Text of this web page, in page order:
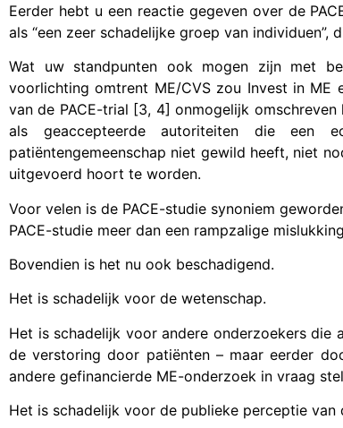
Eerder hebt u een reactie gegeven over de
als “een zeer schadelijke groep van individuen”,
Wat uw standpunten ook mogen zijn met
voorlichting omtrent ME/CVS zou Invest in
van de PACE-trial [3, 4] onmogelijk
als geaccepteerde autoriteiten die een
patiëntengemeenschap niet gewild heeft, niet
uitgevoerd hoort te worden.
Voor velen is de PACE-studie synoniem
PACE-studie meer dan een rampzalige
Bovendien is het nu ook beschadigend.
Het is schadelijk voor de wetenschap.
Het is schadelijk voor andere onderzoekers
de verstoring door patiënten – maar eerder
andere gefinancierde ME-onderzoek in vraag
Het is schadelijk voor de publieke perceptie van